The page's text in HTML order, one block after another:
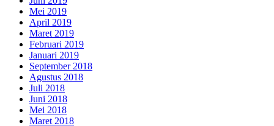
Mei 2019
April 2019
Maret 2019
Februari 2019
Januari 2019
September 2018
Agustus 2018
Juli 2018
Juni 2018
Mei 2018
Maret 2018